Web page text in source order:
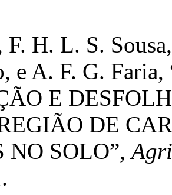
F. H. L. S.
e A. F. G.
E
DE
NO SOLO”,